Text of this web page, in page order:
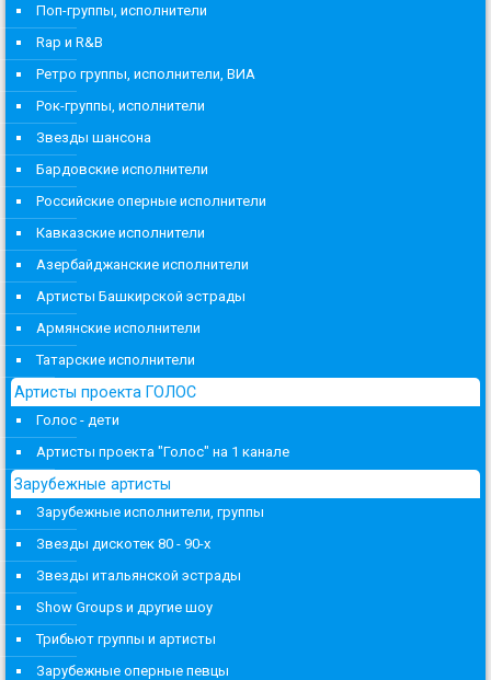
Поп-группы, исполнители
Rap и R&B
Ретро группы, исполнители, ВИА
Рок-группы, исполнители
Звезды шансона
Бардовские исполнители
Российские оперные исполнители
Кавказские исполнители
Азербайджанские исполнители
Артисты Башкирской эстрады
Армянские исполнители
Татарские исполнители
Артисты проекта ГОЛОС
Голос - дети
Артисты проекта "Голос" на 1 канале
Зарубежные артисты
Зарубежные исполнители, группы
Звезды дискотек 80 - 90-х
Звезды итальянской эстрады
Show Groups и другие шоу
Трибьют группы и артисты
Зарубежные оперные певцы